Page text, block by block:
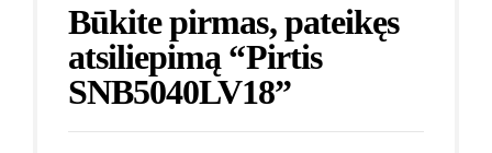
Būkite pirmas, pateikęs
atsiliepimą “Pirtis
SNB5040LV18”